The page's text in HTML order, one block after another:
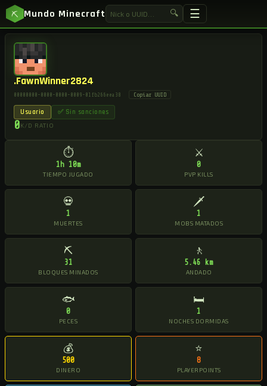
⛏ Mundo Minecraft 🔍 ☰
.FawnWinner2824
00000000-0000-0000-0009-01fb266eea38 Copiar UUID
Usuario ✅ Sin sanciones
0K/D RATIO
⏱
1h 10m
TIEMPO JUGADO
⚔
0
PVP KILLS
💀
1
MUERTES
🗡
1
MOBS MATADOS
⛏
31
BLOQUES MINADOS
🚶
5.46 km
ANDADO
🐟
0
PECES
🛏
1
NOCHES DORMIDAS
💰
500
DINERO
⭐
8
PLAYERPOINTS